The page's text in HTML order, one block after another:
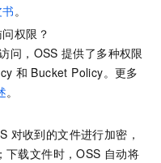
。
权限？
问，OSS 提供了多种权限
和 Bucket Policy。更多
。
对收到的文件进行加密，
下载文件时，OSS 自动将